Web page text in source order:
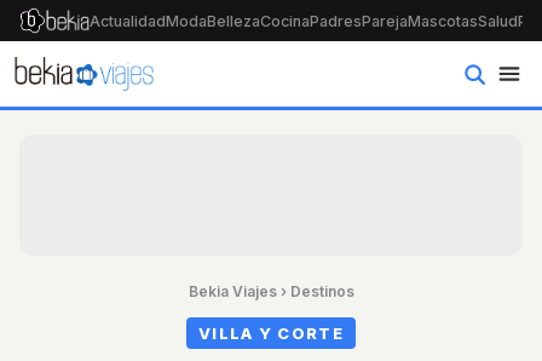
ActualidadModaBellezaCocinaPadresParejaMascotasSalud
Bekia Viajes› Destinos
VILLA Y CORTE